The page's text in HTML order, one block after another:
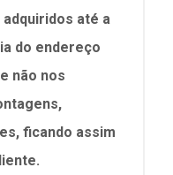
até a
do endereço
não nos
ficando assim